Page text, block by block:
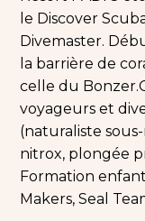
le Discover
Divemaster.
la barrière de
celle du Bonzer.
voyageurs et
(naturaliste
nitrox, plongée
Formation
Makers, Seal